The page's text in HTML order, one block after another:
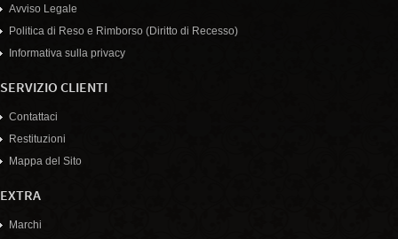
Avviso Legale
Politica di Reso e Rimborso (Diritto di Recesso)
Informativa sulla privacy
SERVIZIO CLIENTI
Contattaci
Restituzioni
Mappa del Sito
EXTRA
Marchi